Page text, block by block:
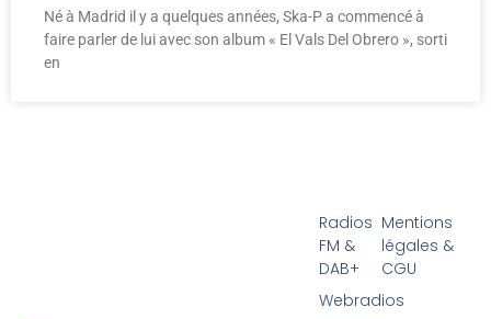
Né à Madrid il y a quelques années, Ska-P a commencé à
faire parler de lui avec son album « El Vals Del Obrero », sorti
en
Radios
FM &
DAB+
Webradios
Mentions
légales &
CGU